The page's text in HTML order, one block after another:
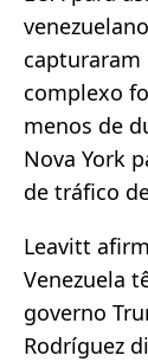
capturaram
complexo
menos de
Nova York
de tráfico
Leavitt
Venezuela
governo
Rodríguez